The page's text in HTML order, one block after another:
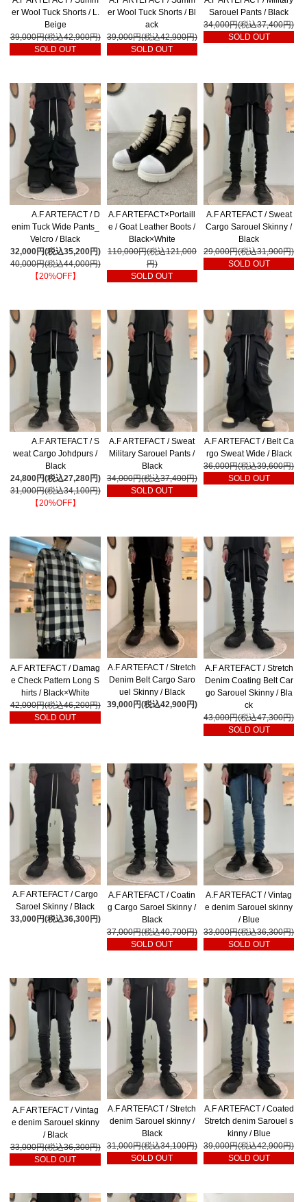
er Wool Tuck Shorts / L.
Beige
39,000円(税込42,900円)
SOLD OUT
er Wool Tuck Shorts / Bl
ack
39,000円(税込42,900円)
SOLD OUT
Sarouel Pants / Black
34,000円(税込37,400円)
SOLD OUT
A.F ARTEFACT / D
enim Tuck Wide Pants_
Velcro / Black
32,000円(税込35,200円)
40,000円(税込44,000円)
【20%OFF】
A.F ARTEFACT×Portaill
e / Goat Leather Boots /
Black×White
110,000円(税込121,000
円)
SOLD OUT
A.F ARTEFACT / Sweat
Cargo Sarouel Skinny /
Black
29,000円(税込31,900円)
SOLD OUT
A.F ARTEFACT / S
weat Cargo Johdpurs /
Black
24,800円(税込27,280円)
31,000円(税込34,100円)
【20%OFF】
A.F ARTEFACT / Sweat
Military Sarouel Pants /
Black
34,000円(税込37,400円)
SOLD OUT
A.F ARTEFACT / Belt Ca
rgo Sweat Wide / Black
36,000円(税込39,600円)
SOLD OUT
A.F ARTEFACT / Damag
e Check Pattern Long S
hirts / Black×White
42,000円(税込46,200円)
SOLD OUT
A.F ARTEFACT / Stretch
Denim Belt Cargo Saro
uel Skinny / Black
39,000円(税込42,900円)
A.F ARTEFACT / Stretch
Denim Coating Belt Car
go Sarouel Skinny / Bla
ck
43,000円(税込47,300円)
SOLD OUT
A.F ARTEFACT / Cargo
Saroel Skinny / Black
33,000円(税込36,300円)
A.F ARTEFACT / Coatin
g Cargo Saroel Skinny /
Black
37,000円(税込40,700円)
SOLD OUT
A.F ARTEFACT / Vintag
e denim Sarouel skinny
/ Blue
33,000円(税込36,300円)
SOLD OUT
A.F ARTEFACT / Vintag
e denim Sarouel skinny
/ Black
33,000円(税込36,300円)
SOLD OUT
A.F ARTEFACT / Stretch
denim Sarouel skinny /
Black
31,000円(税込34,100円)
SOLD OUT
A.F ARTEFACT / Coated
Stretch denim Sarouel s
kinny / Blue
39,000円(税込42,900円)
SOLD OUT